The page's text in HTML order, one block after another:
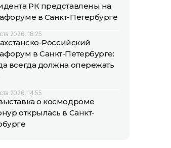
РК представлены на
в Санкт-Петербурге
2026, 18:25
Российский
в Санкт-Петербурге:
всегда должна опережать
2026, 14:55
о космодроме
открылась в Санкт-